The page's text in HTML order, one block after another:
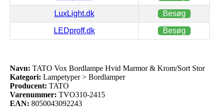
LuxLight.dk Besøg
LEDproff.dk Besøg
Navn: TATO Vox Bordlampe Hvid Marmor & Krom/Sort Stor
Kategori: Lampetyper > Bordlamper
Producent: TATO
Varenummer: TVO310-2415
EAN: 8050043092243